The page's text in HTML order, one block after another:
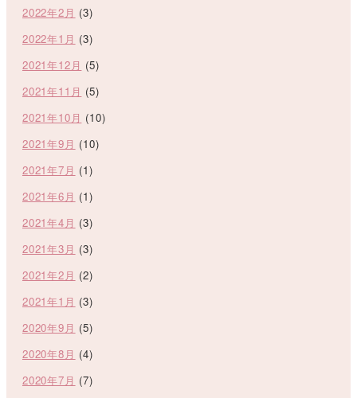
2022年2月 (3)
2022年1月 (3)
2021年12月 (5)
2021年11月 (5)
2021年10月 (10)
2021年9月 (10)
2021年7月 (1)
2021年6月 (1)
2021年4月 (3)
2021年3月 (3)
2021年2月 (2)
2021年1月 (3)
2020年9月 (5)
2020年8月 (4)
2020年7月 (7)